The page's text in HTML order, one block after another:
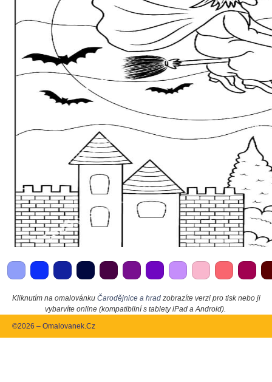
Kliknutím na omalovánku Čarodějnice a hradzobrazíte verzi pro tisk nebo ji
vybarvíte online (kompatibilní s tablety iPad a Android).
©2026 – Omalovanek.Cz